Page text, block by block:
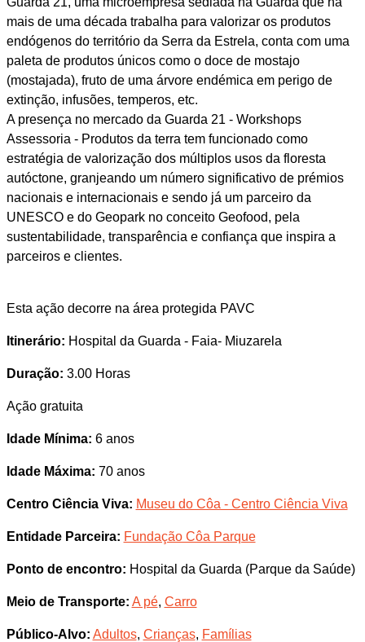
mais de uma década trabalha para valorizar os produtos
endógenos do território da Serra da Estrela, conta com uma
paleta de produtos únicos como o doce de mostajo
(mostajada), fruto de uma árvore endémica em perigo de
extinção, infusões, temperos, etc.
A presença no mercado da Guarda 21 - Workshops
Assessoria - Produtos da terra tem funcionado como
estratégia de valorização dos múltiplos usos da floresta
autóctone, granjeando um número significativo de prémios
nacionais e internacionais e sendo já um parceiro da
UNESCO e do Geopark no conceito Geofood, pela
sustentabilidade, transparência e confiança que inspira a
parceiros e clientes.
Esta ação decorre na área protegida PAVC
Itinerário: Hospital da Guarda - Faia- Miuzarela
Duração: 3.00 Horas
Ação gratuita
Idade Mínima: 6 anos
Idade Máxima: 70 anos
Centro Ciência Viva: Museu do Côa - Centro Ciência Viva
Entidade Parceira: Fundação Côa Parque
Ponto de encontro: Hospital da Guarda (Parque da Saúde)
Meio de Transporte: A pé, Carro
Público-Alvo: Adultos, Crianças, Famílias